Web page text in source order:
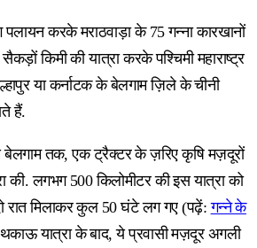
करके मराठवाड़ा के 75 गन्ना कारखानों
किमी की यात्रा करके पश्चिमी महाराष्ट्र
या कर्नाटक के बेलगाम ज़िले के चीनी
हैं.
तक, एक ट्रैक्टर के ज़रिए कृषि मज़दूरों
लगभग 500 किलोमीटर की इस यात्रा को
रात मिलाकर कुल 50 घंटे लग गए (पढ़ें:गन्ने के
यात्रा के बाद, ये प्रवासी मज़दूर अगली